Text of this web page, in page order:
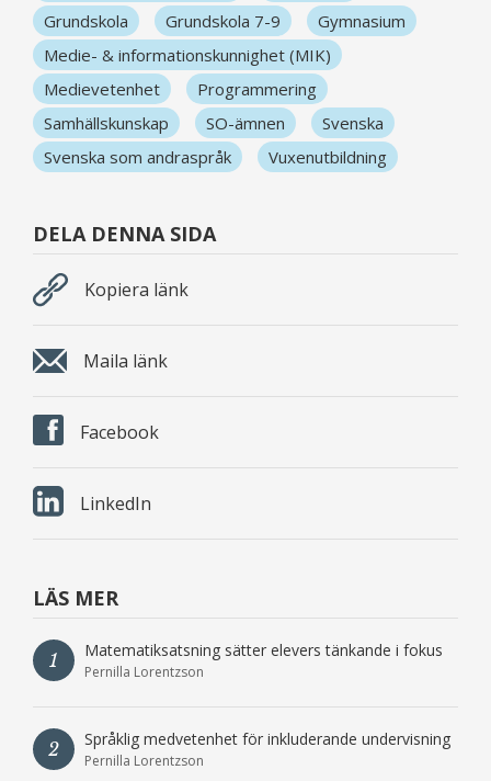
Grundskola
Grundskola 7-9
Gymnasium
Medie- & informationskunnighet (MIK)
Medievetenhet
Programmering
Samhällskunskap
SO-ämnen
Svenska
Svenska som andraspråk
Vuxenutbildning
DELA DENNA SIDA
Kopiera länk
Maila länk
Facebook
LinkedIn
LÄS MER
1 Matematiksatsning sätter elevers tänkande i fokus
Pernilla Lorentzson
2 Språklig medvetenhet för inkluderande undervisning
Pernilla Lorentzson